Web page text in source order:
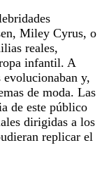
Miley Cyrus, o
reales,
infantil. A
y,
de moda. Las
de este público
dirigidas a los
replicar el